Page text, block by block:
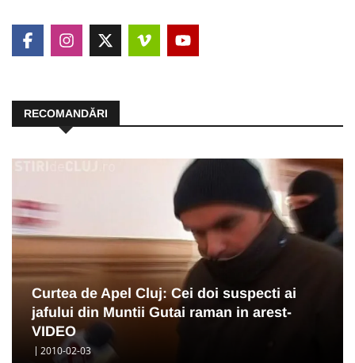
RECOMANDĂRI
Curtea de Apel Cluj: Cei doi suspecti ai
jafului din Muntii Gutai raman in arest-
VIDEO
2010-02-03